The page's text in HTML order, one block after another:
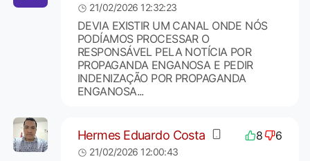
21/02/2026 12:32:23
DEVIA EXISTIR UM CANAL ONDE NÓS
PODÍAMOS PROCESSAR O
RESPONSÁVEL PELA NOTÍCIA POR
PROPAGANDA ENGANOSA E PEDIR
INDENIZAÇÃO POR PROPAGANDA
ENGANOSA...
Hermes Eduardo Costa 8 6
21/02/2026 12:00:43